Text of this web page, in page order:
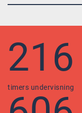
216
timers undervisning